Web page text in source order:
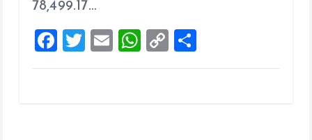
k
78,499.17…
F
a
T
wi
E
m
W
h
C
o
h